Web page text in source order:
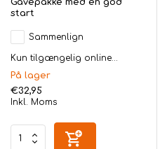
start
Sammenlign
Kun tilgængelig online...
På lager
€32,95
Inkl. Moms